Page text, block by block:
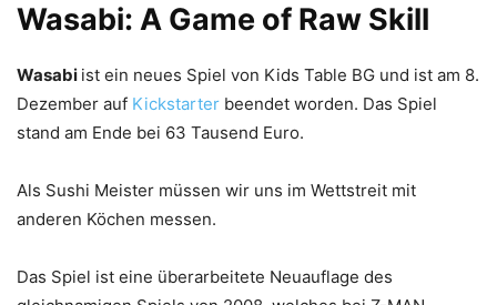
Wasabi: A Game of Raw Skill
Wasabi ist ein neues Spiel von Kids Table BG und ist am 8.
Dezember auf Kickstarter beendet worden. Das Spiel
stand am Ende bei 63 Tausend Euro.
Als Sushi Meister müssen wir uns im Wettstreit mit
anderen Köchen messen.
Das Spiel ist eine überarbeitete Neuauflage des